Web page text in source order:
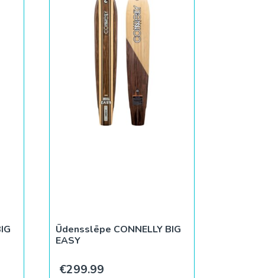
Ūdensslēpe CONNELLY BIG
EASY
€299.99